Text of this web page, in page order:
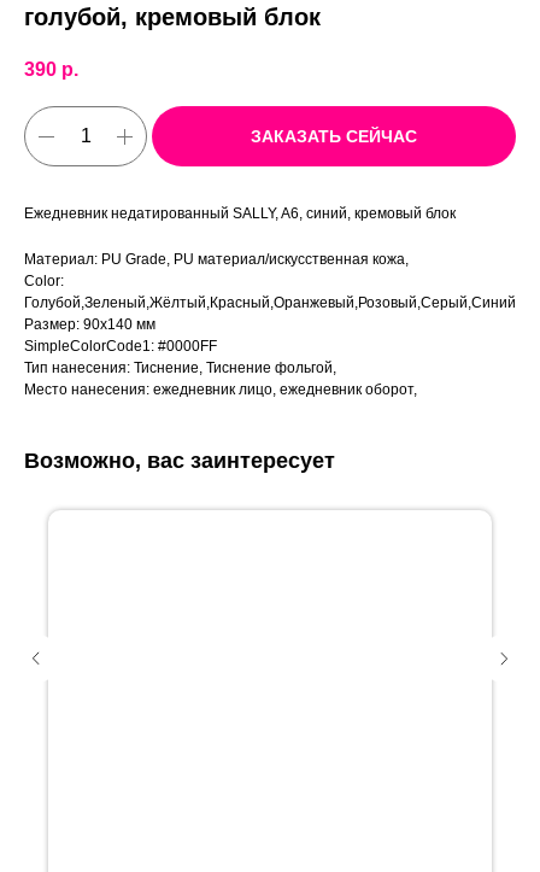
голубой, кремовый блок
390 р.
ЗАКАЗАТЬ СЕЙЧАС
Ежедневник недатированный SALLY, A6, синий, кремовый блок
Материал: PU Grade, PU материал/искусственная кожа,
Color:
Голубой,Зеленый,Жёлтый,Красный,Оранжевый,Розовый,Серый,Синий
Размер: 90х140 мм
SimpleColorCode1: #0000FF
Тип нанесения: Тиснение, Тиснение фольгой,
Место нанесения: ежедневник лицо, ежедневник оборот,
Возможно, вас заинтересует